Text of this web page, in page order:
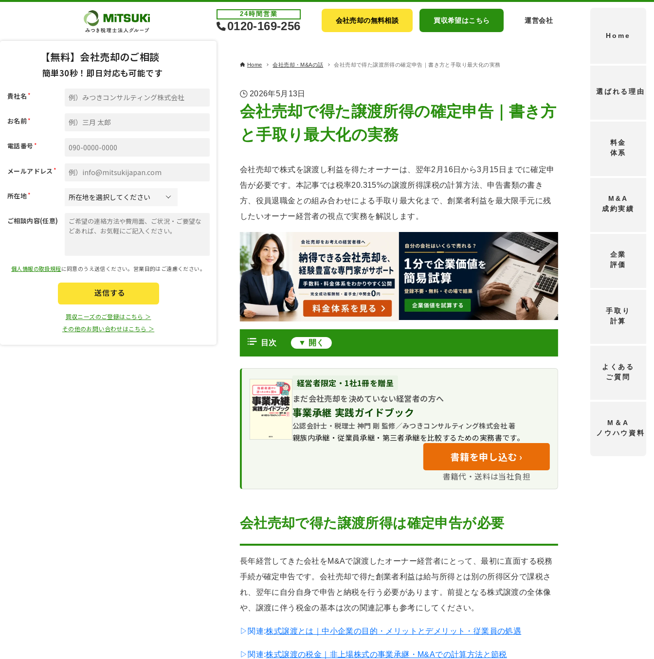
24時間 営業
0120-169-256 会社売却の無料相談 買収希望はこちら
運営会社
Home
選ばれる理由
料金
体系
M&A
成約実績
企業
評価
手取り
計算
よくある
ご質問
M＆A
ノウハウ資料
Home 会社売却・M&Aの話 会社売却で得た譲渡所得の確定申告｜書き方と手取り最大化の実務
2026年5月13日
会社売却で得た譲渡所得の確定申告｜書き方
と手取り最大化の実務
会社売却で株式を譲渡し利益を得たオーナーは、翌年2月16日から3月15日までに確定申
告が必要です。本記事では税率20.315%の譲渡所得課税の計算方法、申告書類の書き
方、役員退職金との組み合わせによる手取り最大化まで、創業者利益を最大限手元に残
したいオーナー経営者の視点で実務を解説します。
目次
譲渡所得にかかる税率と計算方法
税率は所得税・住民税合わせて20.315％
譲渡所得の計算式
確定申告書の書き方と必要書類
用意する申告書類
株式等に係る譲渡所得等の金額の計算明細書
申告書第三表(分離課税用)への記入
会社売却の手取りを最大化する設計の工夫
役員退職金との組み合わせ
概算取得費(5％)の活用判断
譲渡所得の確定申告で見落としやすい実務論点
アーンアウト・分割払い時の申告タイミング
会社売却の譲渡所得確定申告に関するFAQ
経営者限定・1社1冊を贈呈
まだ会社売却を決めていない経営者の方へ
事業承継 実践ガイドブック
公認会計士・税理士 神門 剛 監修／みつきコンサルティング株式会社 著
親族内承継・従業員承継・第三者承継を比較するための実務書です。
書籍を申し込む ›
書籍代・送料は当社負担
会社売却で得た譲渡所得は確定申告が必要
長年経営してきた会社をM&Aで譲渡したオーナー経営者にとって、最初に直面する税務
手続が確定申告です。会社売却で得た創業者利益は給与所得とは別の所得区分で課税さ
れ、翌年に自分自身で申告と納税を行う必要があります。前提となる株式譲渡の全体像
や、譲渡に伴う税金の基本は次の関連記事も参考にしてください。
▷関連:株式譲渡とは｜中小企業の目的・メリットとデメリット・従業員の処遇
▷関連:株式譲渡の税金｜非上場株式の事業承継・M&Aでの計算方法と節税
【無料】会社売却のご相談
簡単30秒！即日対応も可能です
貴社名 *
お名前*
電話番号 *
メールアドレス *
所在地*
ご相談内容(任意)
個人情報の取扱規程に同意のうえ送信ください。営業目的はご遠慮ください。
送信する
買収ニーズのご登録はこちら ＞
その他のお問い合わせはこちら ＞